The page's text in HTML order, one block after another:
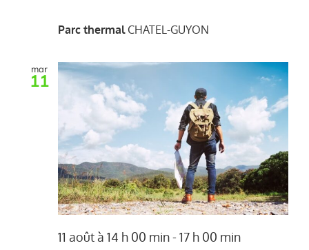
Parc thermal CHATEL-GUYON
mar
11
11 août à 14 h 00 min-17 h 00 min